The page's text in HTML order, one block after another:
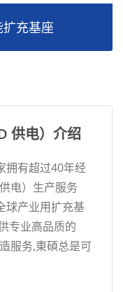
充基座
供电）介绍
拥有超过40年经
电）生产服务
球产业用扩充基
专业高品质的
服务,東碩总是可